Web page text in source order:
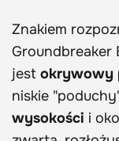
Znakiem
Groundbreaker
jest okrywowy
niskie
wysokości i